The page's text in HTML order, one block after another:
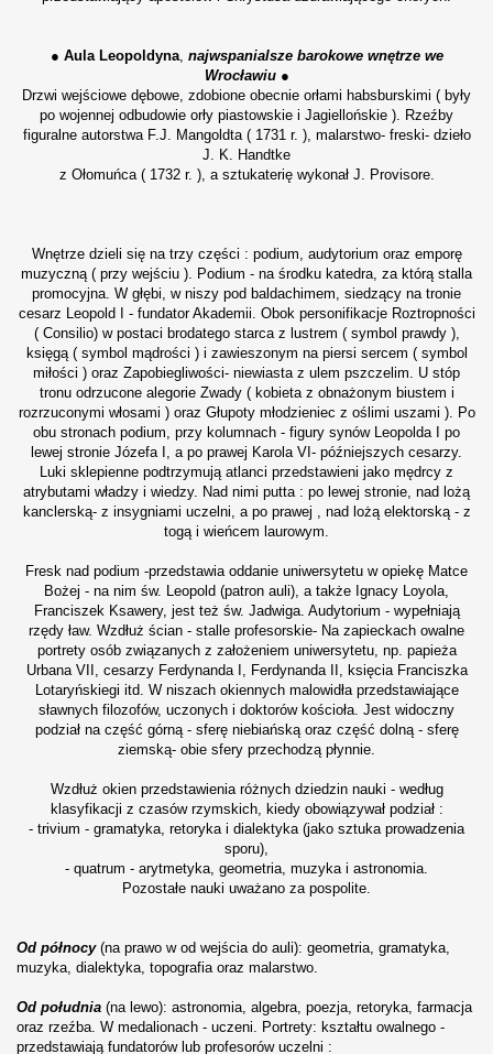
● Aula Leopoldyna, najwspanialsze barokowe wnętrze we
Wrocławiu ●
Drzwi wejściowe dębowe, zdobione obecnie orłami habsburskimi ( były
po wojennej odbudowie orły piastowskie i Jagiellońskie ). Rzeźby
figuralne autorstwa F.J. Mangoldta ( 1731 r. ), malarstwo- freski- dzieło
J. K. Handtke
z Ołomuńca ( 1732 r. ), a sztukaterię wykonał J. Provisore.
Wnętrze dzieli się na trzy części : podium, audytorium oraz emporę
muzyczną ( przy wejściu ). Podium - na środku katedra, za którą stalla
promocyjna. W głębi, w niszy pod baldachimem, siedzący na tronie
cesarz Leopold I - fundator Akademii. Obok personifikacje Roztropności
( Consilio) w postaci brodatego starca z lustrem ( symbol prawdy ),
księgą ( symbol mądrości ) i zawieszonym na piersi sercem ( symbol
miłości ) oraz Zapobiegliwości- niewiasta z ulem pszczelim. U stóp
tronu odrzucone alegorie Zwady ( kobieta z obnażonym biustem i
rozrzuconymi włosami ) oraz Głupoty młodzieniec z oślimi uszami ). Po
obu stronach podium, przy kolumnach - figury synów Leopolda I po
lewej stronie Józefa I, a po prawej Karola VI- późniejszych cesarzy.
Luki sklepienne podtrzymują atlanci przedstawieni jako mędrcy z
atrybutami władzy i wiedzy. Nad nimi putta : po lewej stronie, nad lożą
kanclerską- z insygniami uczelni, a po prawej , nad lożą elektorską - z
togą i wieńcem laurowym.
Fresk nad podium -przedstawia oddanie uniwersytetu w opiekę Matce
Bożej - na nim św. Leopold (patron auli), a także Ignacy Loyola,
Franciszek Ksawery, jest też św. Jadwiga. Audytorium - wypełniają
rzędy ław. Wzdłuż ścian - stalle profesorskie- Na zapieckach owalne
portrety osób związanych z założeniem uniwersytetu, np. papieża
Urbana VII, cesarzy Ferdynanda I, Ferdynanda II, księcia Franciszka
Lotaryńskiegi itd. W niszach okiennych malowidła przedstawiające
sławnych filozofów, uczonych i doktorów kościoła. Jest widoczny
podział na część górną - sferę niebiańską oraz część dolną - sferę
ziemską- obie sfery przechodzą płynnie.
Wzdłuż okien przedstawienia różnych dziedzin nauki - według
klasyfikacji z czasów rzymskich, kiedy obowiązywał podział :
- trivium - gramatyka, retoryka i dialektyka (jako sztuka prowadzenia
sporu),
- quatrum - arytmetyka, geometria, muzyka i astronomia.
Pozostałe nauki uważano za pospolite.
Od północy(na prawo w od wejścia do auli): geometria, gramatyka,
muzyka, dialektyka, topografia oraz malarstwo.
Od południa (na lewo): astronomia, algebra, poezja, retoryka, farmacja
oraz rzeźba. W medalionach - uczeni. Portrety: kształtu owalnego -
przedstawiają fundatorów lub profesorów uczelni :